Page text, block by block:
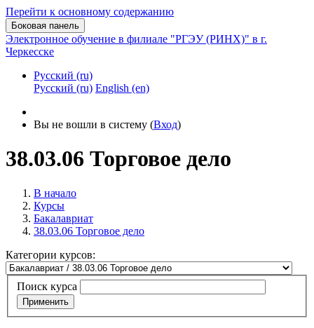
Перейти к основному содержанию
Боковая панель
Электронное обучение в филиале "РГЭУ (РИНХ)" в г.
Черкесске
Русский ‎(ru)‎
Русский ‎(ru)‎ English ‎(en)‎
Вы не вошли в систему (Вход)
38.03.06 Торговое дело
В начало
Курсы
Бакалавриат
38.03.06 Торговое дело
Категории курсов:
Поиск курса
Применить